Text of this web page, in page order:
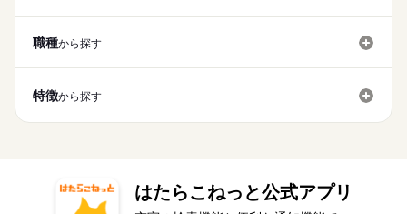
職種から探す
特徴から探す
はたらこねっと公式アプリ